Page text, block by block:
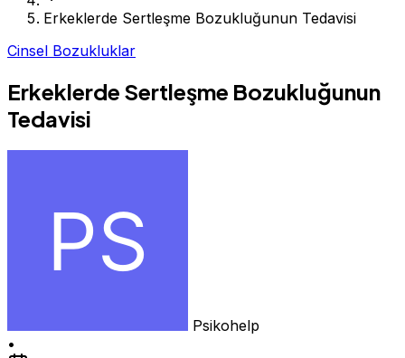
Erkeklerde Sertleşme Bozukluğunun Tedavisi
Cinsel Bozukluklar
Erkeklerde Sertleşme Bozukluğunun
Tedavisi
Psikohelp
•